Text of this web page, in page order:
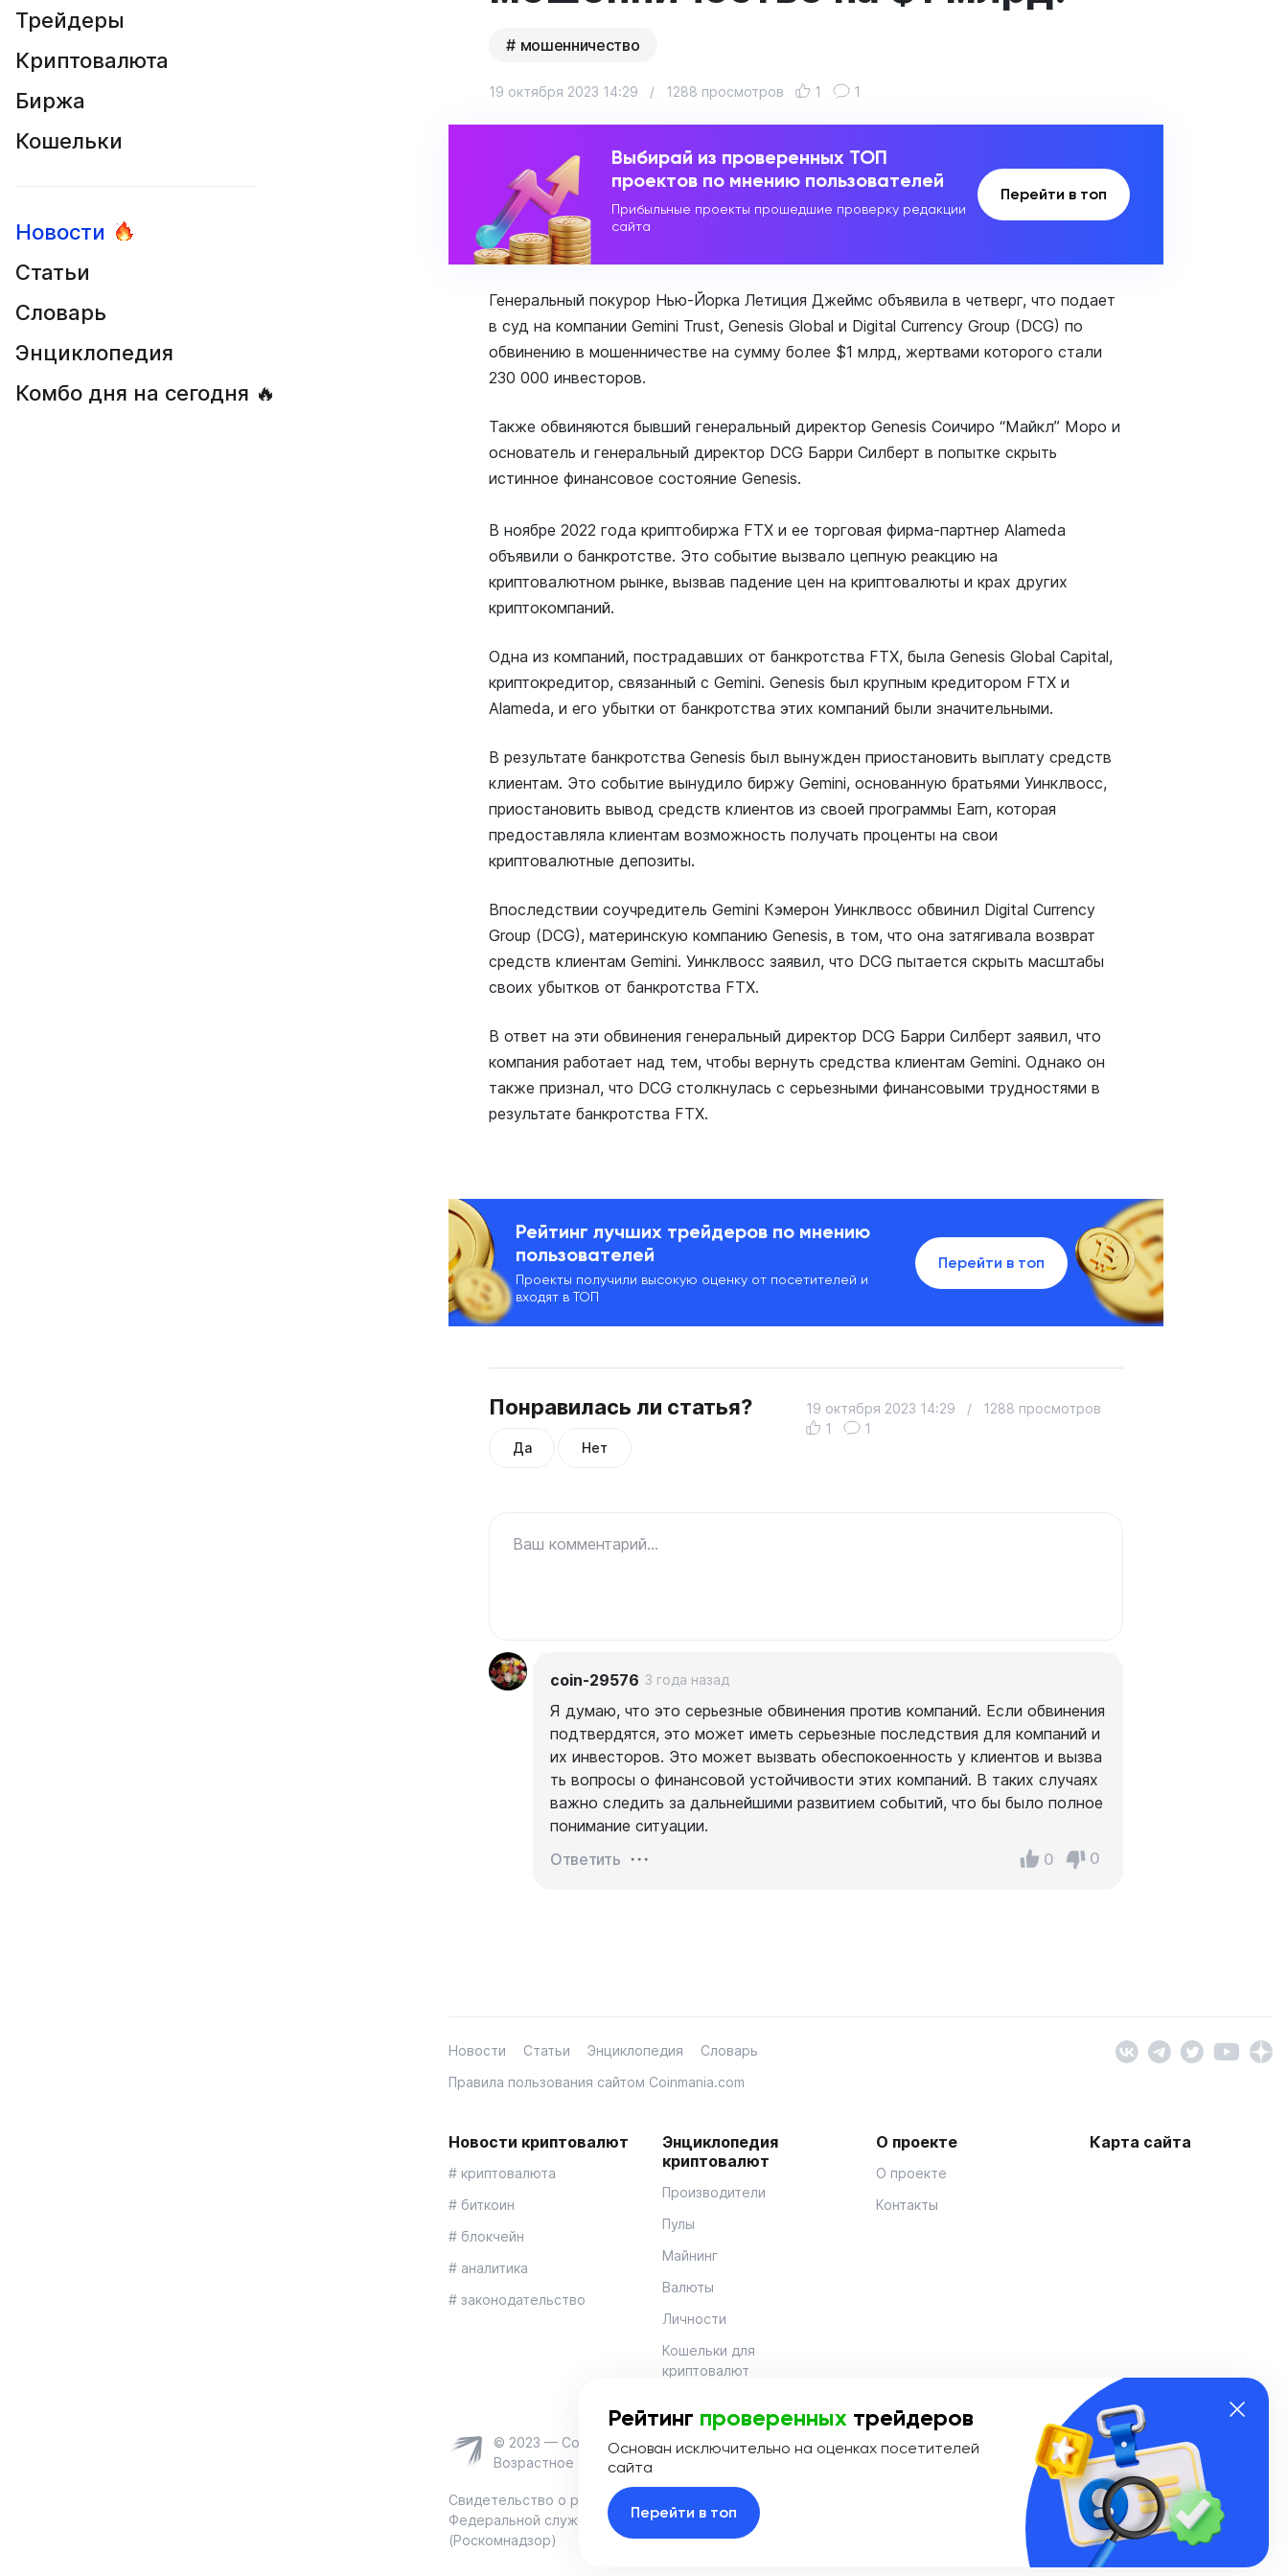
Трейдеры
Криптовалюта
Биржа
Кошельки
Новости
Статьи
Словарь
Энциклопедия
Комбо дня на сегодня 🔥
мошенничество
19 октября 2023 14:29 / 1288 просмотров 1 1
Выбирай из проверенных ТОП
проектов по мнению пользователей
Прибыльные проекты прошедшие проверку редакции
сайта
Перейти в топ
Генеральный покурор Нью-Йорка Летиция Джеймс объявила в четверг, что подает
в суд на компании Gemini Trust, Genesis Global и Digital Currency Group (DCG) по
обвинению в мошенничестве на сумму более $1 млрд, жертвами которого стали
230 000 инвесторов.
Также обвиняются бывший генеральный директор Genesis Соичиро “Майкл” Моро и
основатель и генеральный директор DCG Барри Силберт в попытке скрыть
истинное финансовое состояние Genesis.
В ноябре 2022 года криптобиржа FTX и ее торговая фирма-партнер Alameda
объявили о банкротстве. Это событие вызвало цепную реакцию на
криптовалютном рынке, вызвав падение цен на криптовалюты и крах других
криптокомпаний.
Одна из компаний, пострадавших от банкротства FTX, была Genesis Global Capital,
криптокредитор, связанный с Gemini. Genesis был крупным кредитором FTX и
Alameda, и его убытки от банкротства этих компаний были значительными.
В результате банкротства Genesis был вынужден приостановить выплату средств
клиентам. Это событие вынудило биржу Gemini, основанную братьями Уинклвосс,
приостановить вывод средств клиентов из своей программы Earn, которая
предоставляла клиентам возможность получать проценты на свои
криптовалютные депозиты.
Впоследствии соучредитель Gemini Кэмерон Уинклвосс обвинил Digital Currency
Group (DCG), материнскую компанию Genesis, в том, что она затягивала возврат
средств клиентам Gemini. Уинклвосс заявил, что DCG пытается скрыть масштабы
своих убытков от банкротства FTX.
В ответ на эти обвинения генеральный директор DCG Барри Силберт заявил, что
компания работает над тем, чтобы вернуть средства клиентам Gemini. Однако он
также признал, что DCG столкнулась с серьезными финансовыми трудностями в
результате банкротства FTX.
Рейтинг лучших трейдеров по мнению
пользователей
Проекты получили высокую оценку от посетителей и
входят в ТОП
Перейти в топ
Понравилась ли статья?
Да Нет
19 октября 2023 14:29 /
1288 просмотров
1
1
Ваш комментарий...
coin-29576 3 года назад
Я думаю, что это серьезные обвинения против компаний. Если обвинения
подтвердятся, это может иметь серьезные последствия для компаний и
их инвесторов. Это может вызвать обеспокоенность у клиентов и вызва
ть вопросы о финансовой устойчивости этих компаний. В таких случаях
важно следить за дальнейшими развитием событий, что бы было полное
понимание ситуации.
Ответить
0 0
Новости Статьи Энциклопедия
Словарь
Правила пользования сайтом Coinmania.com
Новости криптовалют
# криптовалюта
# биткоин
# блокчейн
# аналитика
# законодательство
Энциклопедия
криптовалют
Производители
Пулы
Майнинг
Валюты
Личности
Кошельки для
криптовалют
О проекте
О проекте
Контакты
Карта сайта
© 2023 — Coinmania
Возрастное ограничение 16+
Свидетельство о регистрации средства массовой информации Эл № ФС 77-74908 от «25» января 2019 г. Выдано
Федеральной службой по надзору в сфере связи, информационных технологий и массовых коммуникаций
(Роскомнадзор)
Рейтинг проверенных трейдеров
Основан исключительно на оценках посетителей
сайта
Перейти в топ